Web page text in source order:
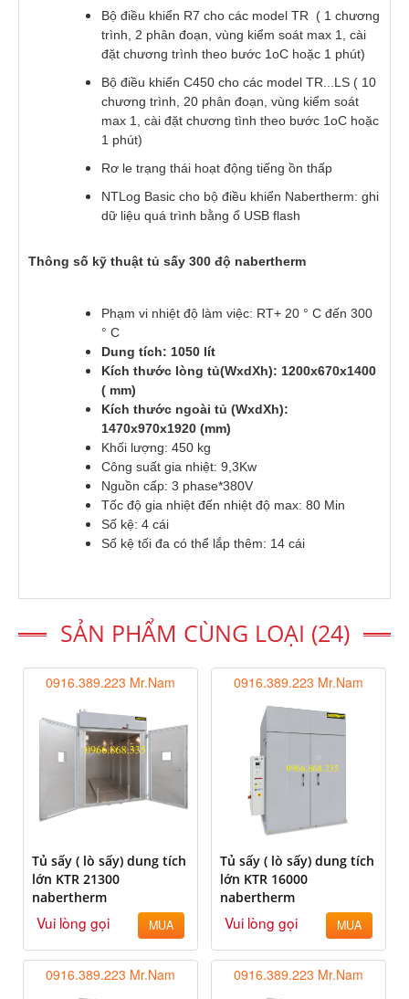
Bộ điều khiển R7 cho các model TR ( 1 chương
trình, 2 phân đoạn, vùng kiểm soát max 1, cài
đặt chương trình theo bước 1oC hoặc 1 phút)
Bộ điều khiển C450 cho các model TR...LS ( 10
chương trình, 20 phân đoạn, vùng kiểm soát
max 1, cài đặt chương tình theo bước 1oC hoặc
1 phút)
Rơ le trạng thái hoạt động tiếng ồn thấp
NTLog Basic cho bộ điều khiển Nabertherm: ghi
dữ liệu quá trình bằng ổ USB flash
Thông số kỹ thuật tủ sấy 300 độ nabertherm
Phạm vi nhiệt độ làm việc: RT+ 20 ° C đến 300
° C
Dung tích: 1050 lít
Kích thước lòng tủ(WxdXh): 1200x670x1400
( mm)
Kích thước ngoài tủ (WxdXh):
1470x970x1920 (mm)
Khối lượng: 450 kg
Công suất gia nhiệt: 9,3Kw
Nguồn cấp: 3 phase*380V
Tốc độ gia nhiệt đến nhiệt độ max: 80 Min
Số kệ: 4 cái
Số kệ tối đa có thể lắp thêm: 14 cái​
SẢN PHẨM CÙNG LOẠI (24)
0916.389.223 Mr.Nam
Tủ sấy ( lò sấy) dung tích
lớn KTR 21300
nabertherm
Vui lòng gọi MUA
0916.389.223 Mr.Nam
Tủ sấy ( lò sấy) dung tích
lớn KTR 16000
nabertherm
Vui lòng gọi MUA
0916.389.223 Mr.Nam 0916.389.223 Mr.Nam